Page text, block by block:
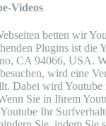
Videos
betten wir
Plugins ist die
CA 94066, USA.
wird eine
Dabei wird
Sie in Ihrem
Ihr